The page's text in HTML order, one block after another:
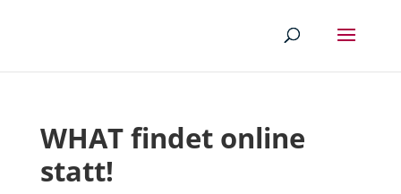
WHAT findet online
statt!